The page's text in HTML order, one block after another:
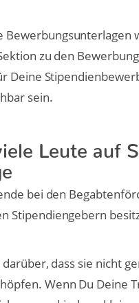
zu den
Deine
sein.
Leute auf
bei den
Stipendiengebern
dass sie nicht
Wenn Du Deine